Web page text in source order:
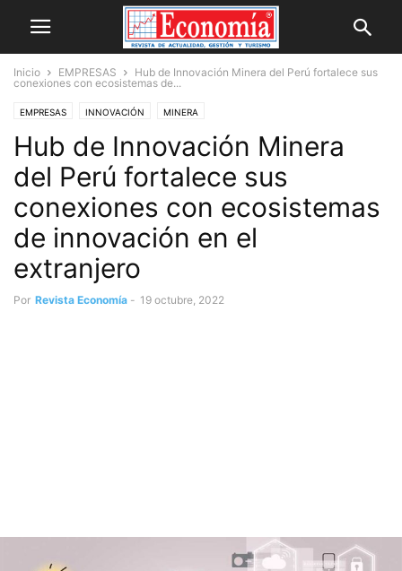
Inicio EMPRESAS
Hub de Innovación Minera del Perú fortalece sus
conexiones con ecosistemas de...
EMPRESAS INNOVACIÓN MINERA
Hub de Innovación Minera
del Perú fortalece sus
conexiones con ecosistemas
de innovación en el
extranjero
Por Revista Economía - 19 octubre, 2022